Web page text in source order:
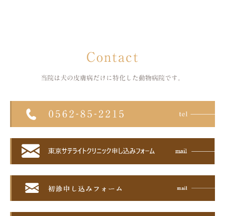
Contact
当院は犬の皮膚病だけに特化した 動物病院です。